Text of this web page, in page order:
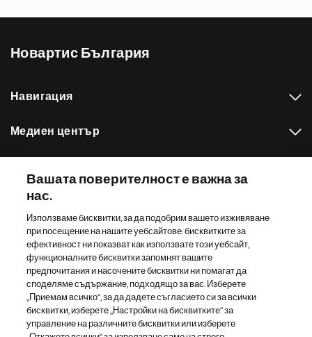
Новартис България
Навигация
Медиен център
Други сайтове на Новартис
Footer Site Search
Вашата поверителност е важна за
нас.
Използваме бисквитки, за да подобрим вашето изживяване
при посещение на нашите уебсайтове: бисквитките за
ефективност ни показват как използвате този уебсайт,
функционалните бисквитки запомнят вашите
предпочитания и насочените бисквитки ни помагат да
споделяме съдържание, подходящо за вас. Изберете
„Приемам всичко“, за да дадете съгласието си за всички
бисквитки, изберете „Настройки на бисквитките“ за
управление на различните бисквитки или изберете